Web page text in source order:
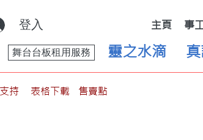
登入 主頁 事
靈之水滴
舞台台板租用服務
持 表格下載 售賣點